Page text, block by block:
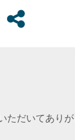
ただいてありが